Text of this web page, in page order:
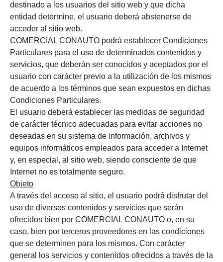
destinado a los usuarios del sitio web y que dicha
entidad determine, el usuario deberá abstenerse de
acceder al sitio web.
COMERCIAL CONAUTO podrá establecer Condiciones
Particulares para el uso de determinados contenidos y
servicios, que deberán ser conocidos y aceptados por el
usuario con carácter previo a la utilización de los mismos
de acuerdo a los términos que sean expuestos en dichas
Condiciones Particulares.
El usuario deberá establecer las medidas de seguridad
de carácter técnico adecuadas para evitar acciones no
deseadas en su sistema de información, archivos y
equipos informáticos empleados para acceder a Internet
y, en especial, al sitio web, siendo consciente de que
Internet no es totalmente seguro.
Objeto
A través del acceso al sitio, el usuario podrá disfrutar del
uso de diversos contenidos y servicios que serán
ofrecidos bien por COMERCIAL CONAUTO o, en su
caso, bien por terceros proveedores en las condiciones
que se determinen para los mismos. Con carácter
general los servicios y contenidos ofrecidos a través de la